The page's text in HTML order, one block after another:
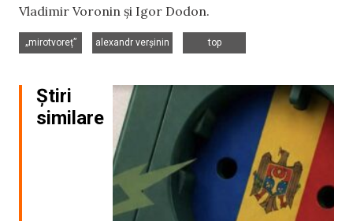
Vladimir Voronin și Igor Dodon.
„mirotvoreț”
alexandr verșinin
top
Știri
similare